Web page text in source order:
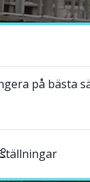
på bästa